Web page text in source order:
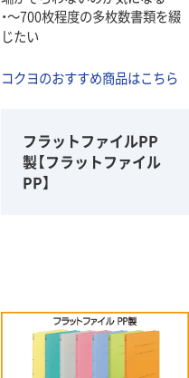
・～700枚程度の多枚数書類を綴
じたい
コクヨのおすすめ商品はこちら
フラットファイルPP
製【フラットファイル
PP】